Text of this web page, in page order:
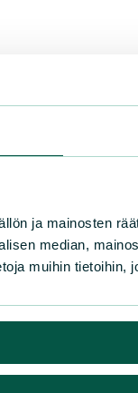
ja mainosten
median,
muihin tietoihin,